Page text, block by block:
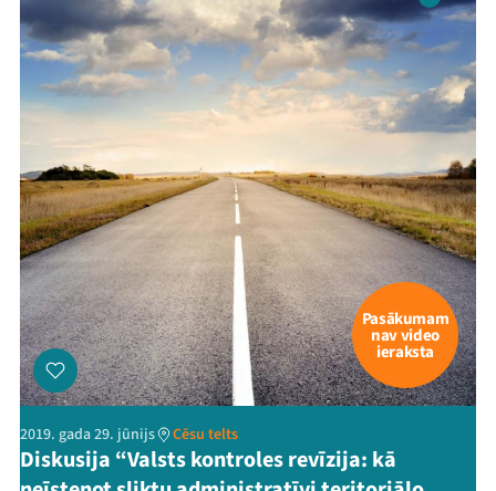
Pasākumam
nav video
ieraksta
2019. gada 29. jūnijs Cēsu telts
Diskusija “Valsts kontroles revīzija: kā